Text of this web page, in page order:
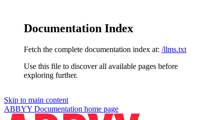
Documentation Index
Fetch the complete documentation index at: /llms.txt
Use this file to discover all available pages before
exploring further.
Skip to main content
ABBYY Documentation home page